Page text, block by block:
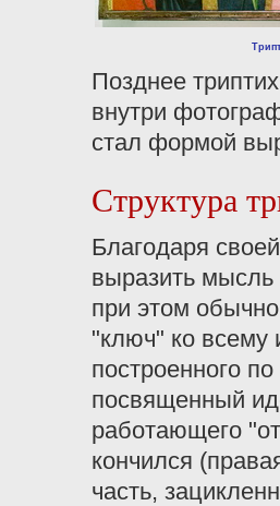
Позднее
внутри
стал формой
Структура
Благодаря
выразить
при этом
"ключ" ко всему
построенного
посвященный
работающего
кончился
часть,